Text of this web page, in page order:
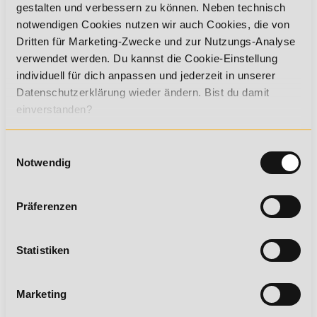
gestalten und verbessern zu können. Neben technisch
notwendigen Cookies nutzen wir auch Cookies, die von
Dritten für Marketing-Zwecke und zur Nutzungs-Analyse
verwendet werden. Du kannst die Cookie-Einstellung
individuell für dich anpassen und jederzeit in unserer
Datenschutzerklärung wieder ändern. Bist du damit
einverstanden?
Notwendig
Präferenzen
Statistiken
Marketing
Gesundheitscoach*in Professional (inkl.
Fitnesstrainer- und
Ernährungsberater*in A-Lizenz)
Starte als Gesundheitscoach*in Professional in deine
Karriere im Gesundheits- und Fitnesssektor.
Gesundheitstrainer*in Professional
(inkl. Fitnesstrainer*in A-Lizenz &
Werde Gesundheitstrainer*in Professional und
verbessere deine beruflichen Chancen im wachsenden
Medizinische*r Fitnesstrainer*in (inkl.